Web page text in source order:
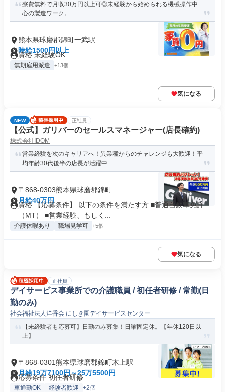
寮費無料で月収30万円以上可◎未経験から始められる機械操作中
心の製造ワーク。
熊本県球磨郡錦町一武駅
時給1500円以上
資格 未経験OK
無期雇用派遣 +13個
気になる
NEW 正社員
【公式】ガリバーのセールスマネージャー(店長確約)
株式会社IDOM
営業経験を次のキャリアへ！異業種からのチャレンジも大歓迎！平
均年齢30代後半の店長が活躍中...
〒868-0303熊本県球磨郡錦町
月給40万円
資格 【応募条件】 以下の条件を満たす方 ■普通自動車免許
（MT） ■営業経験、もしく...
介護休暇あり 職場見学可 +5個
気になる
正社員
デイサービス事業所での介護職員 / 初任者研修 / 常勤(日
勤のみ)
社会福祉法人洋香会 にしき園デイサービスセンター
【未経験者も応募可】日勤のみ募集！日曜固定休。【年休120日以
上】
〒868-0301熊本県球磨郡錦町木上駅
月給19万7100円～25万5500円
応募条件 初任者研修
車通勤OK 経験者歓迎 +2個